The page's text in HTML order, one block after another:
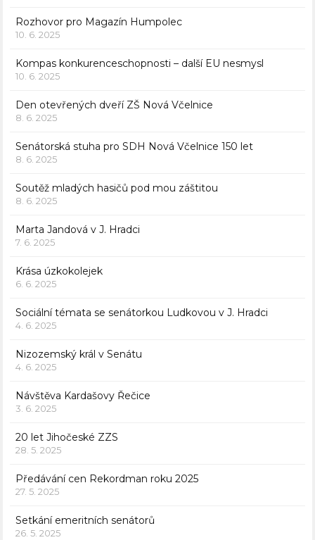
Rozhovor pro Magazín Humpolec
10. 6. 2025
Kompas konkurenceschopnosti – další EU nesmysl
10. 6. 2025
Den otevřených dveří ZŠ Nová Včelnice
8. 6. 2025
Senátorská stuha pro SDH Nová Včelnice 150 let
8. 6. 2025
Soutěž mladých hasičů pod mou záštitou
8. 6. 2025
Marta Jandová v J. Hradci
7. 6. 2025
Krása úzkokolejek
6. 6. 2025
Sociální témata se senátorkou Ludkovou v J. Hradci
4. 6. 2025
Nizozemský král v Senátu
4. 6. 2025
Návštěva Kardašovy Řečice
3. 6. 2025
20 let Jihočeské ZZS
28. 5. 2025
Předávání cen Rekordman roku 2025
27. 5. 2025
Setkání emeritních senátorů
26. 5. 2025